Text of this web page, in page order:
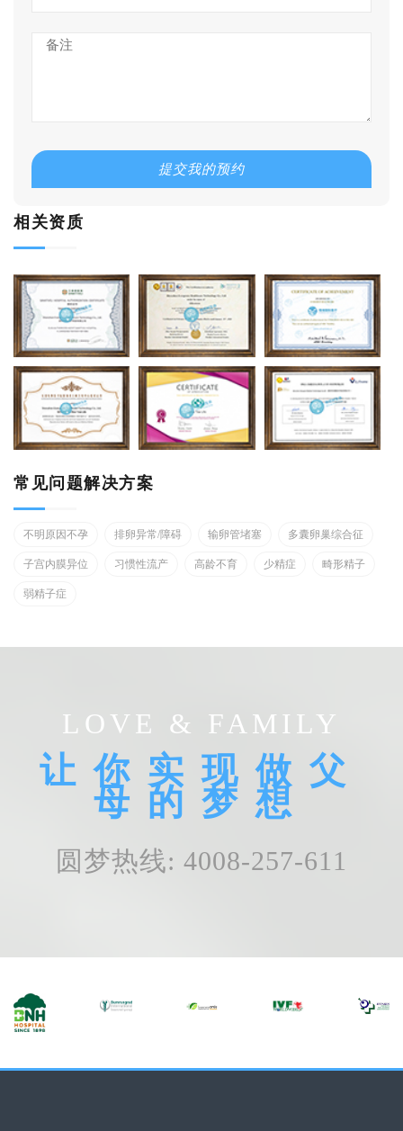
提交我的预约
相关资质
常见问题解决方案
不明原因不孕 排卵异常/障碍 输卵管堵塞 多囊卵巢综合征
子宫内膜异位 习惯性流产 高龄不育 少精症 畸形精子
弱精子症
LOVE & FAMILY
让你实现做父
母的梦想
圆梦热线: 4008-257-611